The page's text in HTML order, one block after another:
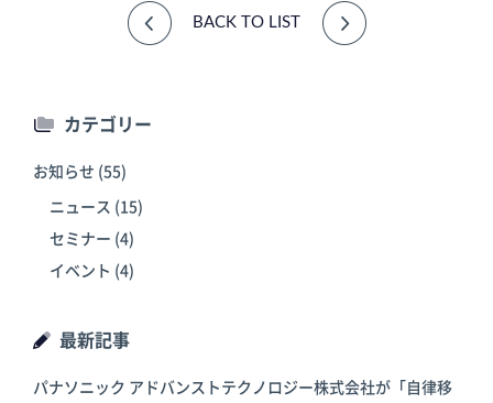
BACK TO LIST
カテゴリー
お知らせ (55)
ニュース (15)
セミナー (4)
イベント (4)
最新記事
パナソニック アドバンストテクノロジー株式会社が「自律移